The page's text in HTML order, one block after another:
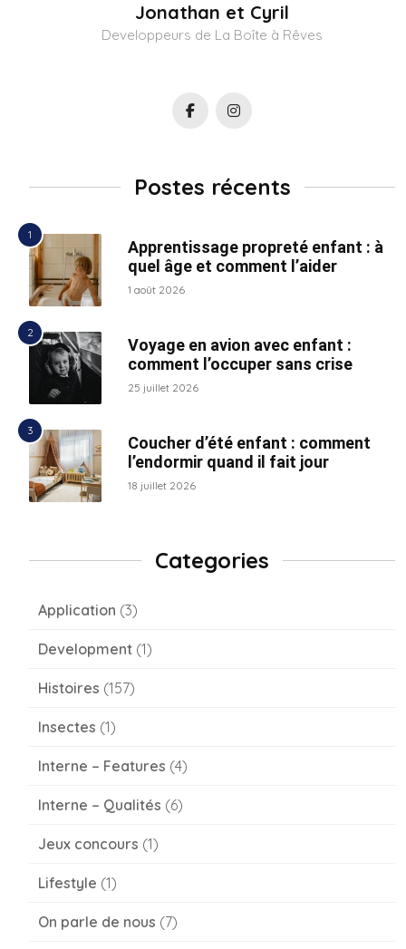
Jonathan et Cyril
Developpeurs de La Boîte à Rêves
Postes récents
Apprentissage propreté enfant : à
quel âge et comment l’aider
1 août 2026
Voyage en avion avec enfant :
comment l’occuper sans crise
25 juillet 2026
Coucher d’été enfant : comment
l’endormir quand il fait jour
18 juillet 2026
Categories
Application (3)
Development (1)
Histoires (157)
Insectes (1)
Interne – Features (4)
Interne – Qualités (6)
Jeux concours (1)
Lifestyle (1)
On parle de nous (7)